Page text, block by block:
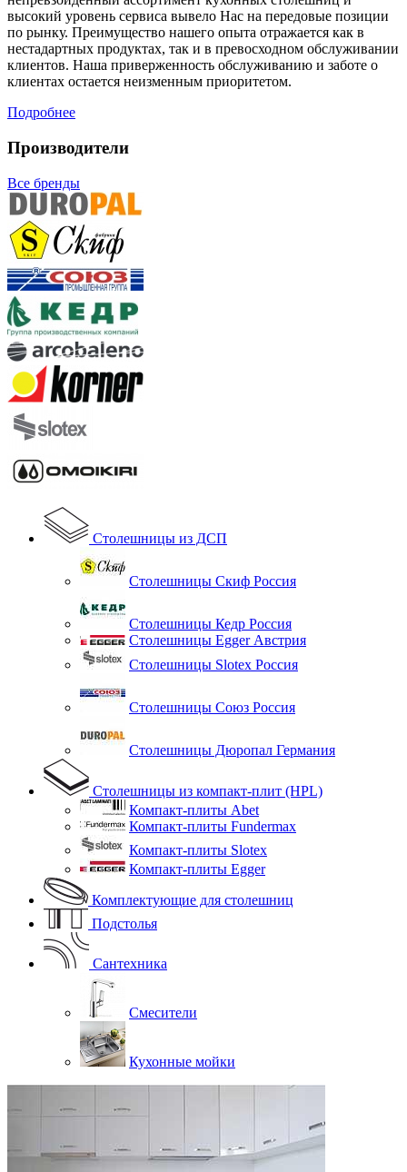
высокий уровень сервиса вывело Нас на передовые позиции
по рынку. Преимущество нашего опыта отражается как в
нестадартных продуктах, так и в превосходном обслуживании
клиентов. Наша приверженность обслуживанию и заботе о
клиентах остается неизменным приоритетом.
Подробнее
Производители
Все бренды
Столешницы из ДСП
Столешницы Скиф Россия
Столешницы Кедр Россия
Столешницы Egger Австрия
Столешницы Slotex Россия
Столешницы Союз Россия
Столешницы Дюропал Германия
Столешницы из компакт-плит (HPL)
Компакт-плиты Abet
Компакт-плиты Fundermax
Компакт-плиты Slotex
Компакт-плиты Egger
Комплектующие для столешниц
Подстолья
Сантехника
Смесители
Кухонные мойки